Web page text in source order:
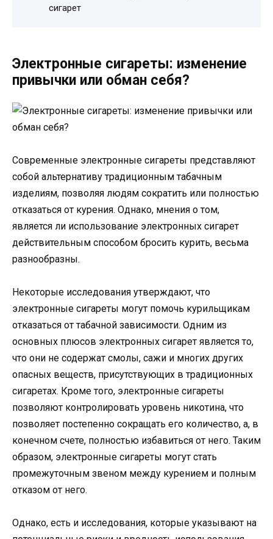
сигарет
Электронные сигареты: изменение
привычки или обман себя?
Современные электронные сигареты представляют
собой альтернативу традиционным табачным
изделиям, позволяя людям сократить или полностью
отказаться от курения. Однако, мнения о том,
является ли использование электронных сигарет
действительным способом бросить курить, весьма
разнообразны.
Некоторые исследования утверждают, что
электронные сигареты могут помочь курильщикам
отказаться от табачной зависимости. Одним из
основных плюсов электронных сигарет является то,
что они не содержат смолы, сажи и многих других
опасных веществ, присутствующих в традиционных
сигаретах. Кроме того, электронные сигареты
позволяют контролировать уровень никотина, что
позволяет постепенно сокращать его количество, а, в
конечном счете, полностью избавиться от него. Таким
образом, электронные сигареты могут стать
промежуточным звеном между курением и полным
отказом от него.
Однако, есть и исследования, которые указывают на